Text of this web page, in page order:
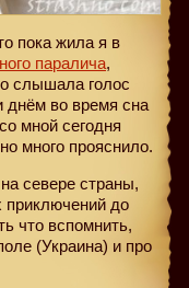
пока жила я в
паралича,
слышала голос
днём во время сна
мной сегодня
много прояснило.
севере страны,
приключений до
что вспомнить,
(Украина) и про